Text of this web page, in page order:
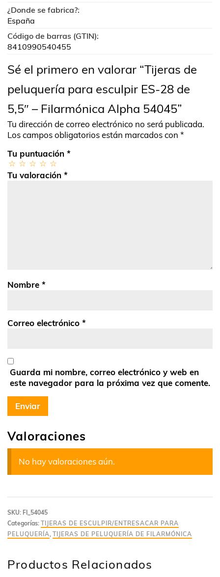
¿Donde se fabrica?:
España
Código de barras (GTIN):
8410990540455
Valoraciones
No hay valoraciones aún.
Sé el primero en valorar “Tijeras de
peluquería para esculpir ES-28 de
5,5″ – Filarmónica Alpha 54045”
Tu dirección de correo electrónico no será publicada.
Los campos obligatorios están marcados con *
Tu puntuación *
Tu valoración *
Nombre *
Correo electrónico *
Guarda mi nombre, correo electrónico y web en
este navegador para la próxima vez que comente.
SKU: FI_54045
Categorías: TIJERAS DE ESCULPIR/ENTRESACAR PARA
PELUQUERÍA, TIJERAS DE PELUQUERÍA DE FILARMÓNICA
Productos Relacionados